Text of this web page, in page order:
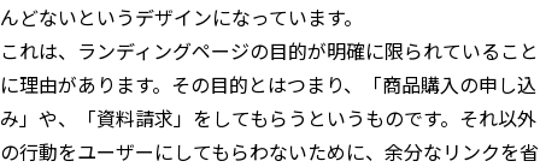
んどないというデザインになっています。
これは、ランディングページの目的が明確に限られていること
に理由があります。その目的とはつまり、「商品購入の申し込
み」や、「資料請求」をしてもらうというものです。それ以外
の行動をユーザーにしてもらわないために、余分なリンクを省